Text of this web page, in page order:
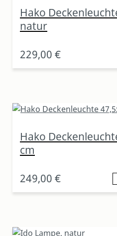
Hako
natur
229,00 €
Hako
cm
249,00 €